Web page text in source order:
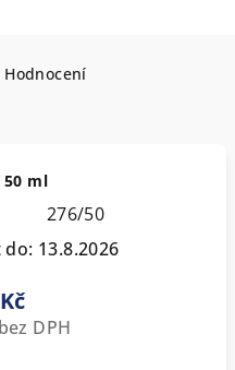
Hodnocení
ml
276/50
do: 13.8.2026
DPH